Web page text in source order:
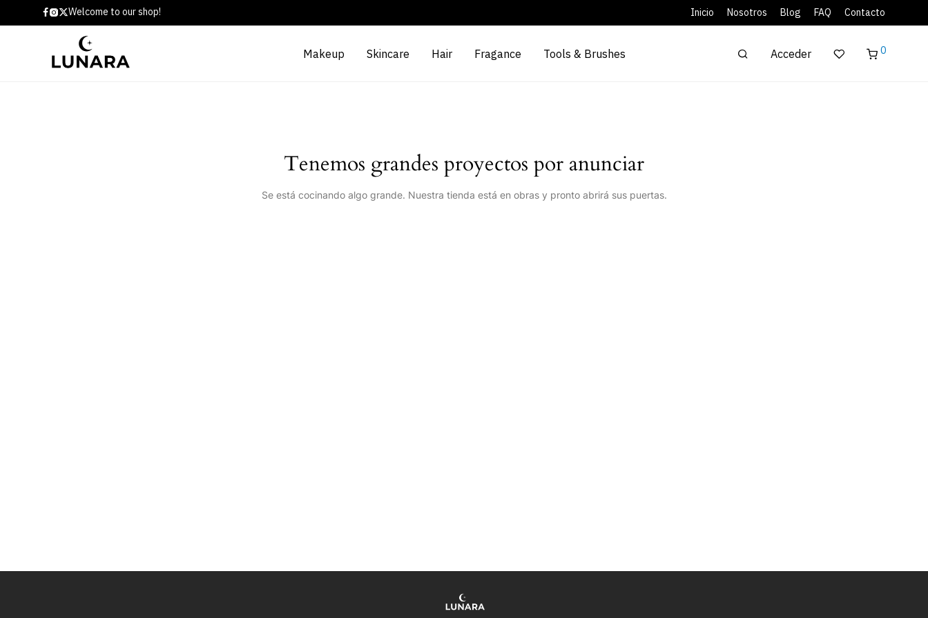
Welcome to our shop! Inicio Nosotros Blog FAQ Contacto
Makeup Skincare Hair Fragance Tools & Brushes Acceder 0
Tenemos grandes proyectos por anunciar
Se está cocinando algo grande. Nuestra tienda está en obras y pronto abrirá sus puertas.